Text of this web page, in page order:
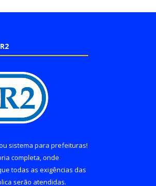
sistema para prefeituras!
completa, onde
todas as exigências das
serão atendidas.